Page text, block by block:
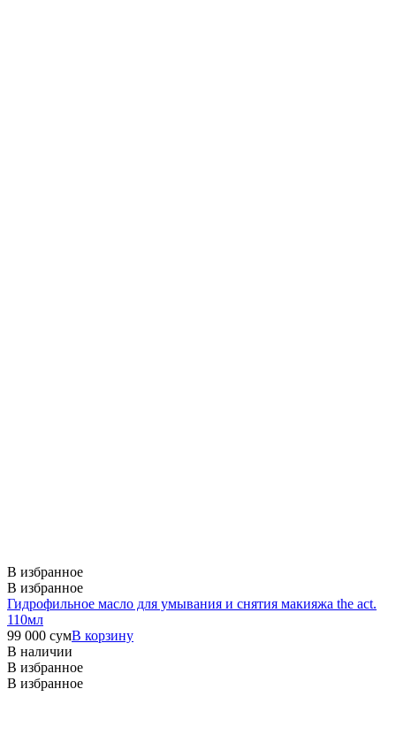
В избранное
В избранное
Гидрофильное масло для умывания и снятия макияжа the act.
110мл
99 000 сумВ корзину
В наличии
В избранное
В избранное